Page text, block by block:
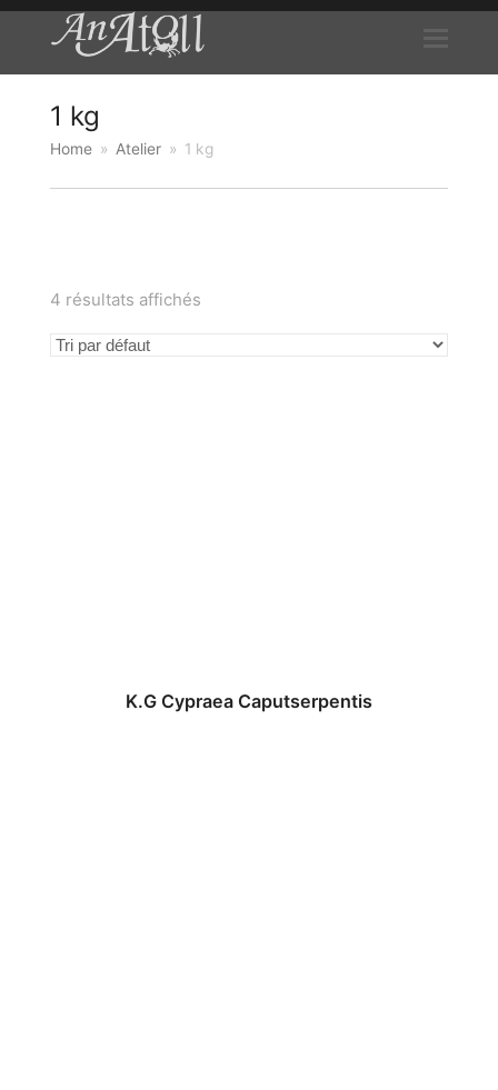
1 kg
Home » Atelier » 1 kg
4 résultats affichés
K.G Cypraea Caputserpentis